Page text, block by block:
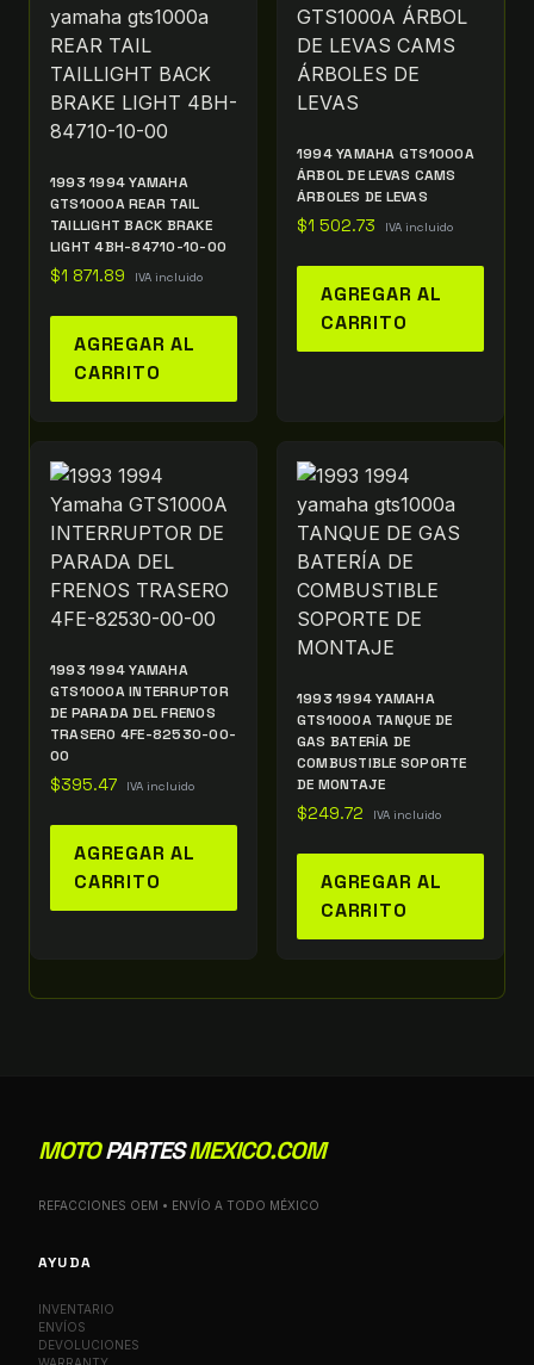
1993 1994 YAMAHA
GTS1000A REAR TAIL
TAILLIGHT BACK BRAKE
LIGHT 4BH-84710-10-00
$1 871.89 IVA incluido
AGREGAR AL
CARRITO
1994 YAMAHA GTS1000A
ÁRBOL DE LEVAS CAMS
ÁRBOLES DE LEVAS
$1 502.73 IVA incluido
AGREGAR AL
CARRITO
1993 1994 YAMAHA
GTS1000A INTERRUPTOR
DE PARADA DEL FRENOS
TRASERO 4FE-82530-00-
00
$395.47 IVA incluido
AGREGAR AL
CARRITO
1993 1994 YAMAHA
GTS1000A TANQUE DE
GAS BATERÍA DE
COMBUSTIBLE SOPORTE
DE MONTAJE
$249.72 IVA incluido
AGREGAR AL
CARRITO
MOTOPARTESMEXICO.COM
REFACCIONES OEM • ENVÍO A TODO MÉXICO
AYUDA
INVENTARIO
ENVÍOS
DEVOLUCIONES